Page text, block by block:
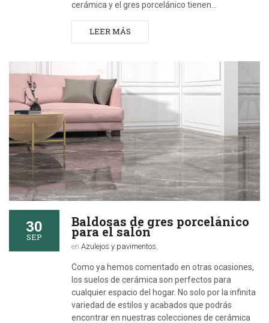
cerámica y el gres porcelánico tienen…
LEER MÁS
30
SEP
Baldosas de gres porcelánico
para el salón
en Azulejos y pavimentos
Como ya hemos comentado en otras ocasiones,
los suelos de cerámica son perfectos para
cualquier espacio del hogar. No solo por la infinita
variedad de estilos y acabados que podrás
encontrar en nuestras colecciones de cerámica